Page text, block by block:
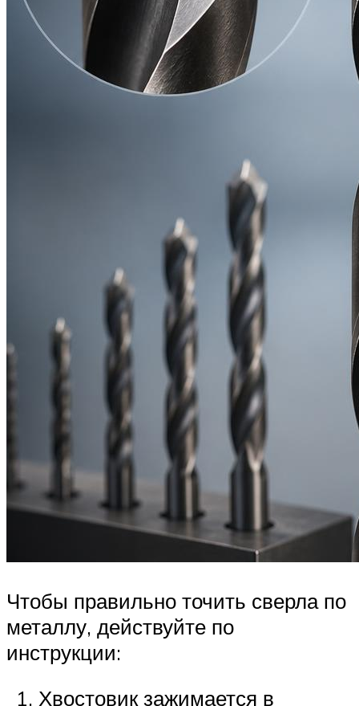
Чтобы правильно точить сверла по
металлу, действуйте по
инструкции:
Хвостовик зажимается в